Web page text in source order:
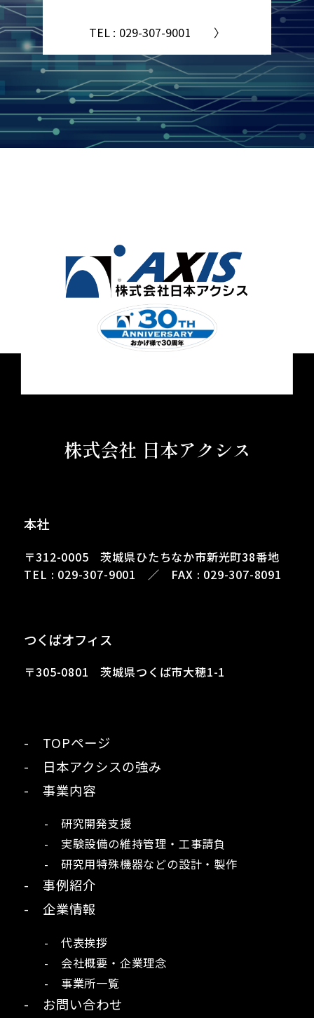
TEL : 029-307-9001 〉
株式会社 日本アクシス
本社
〒312-0005 茨城県ひたちなか市新光町38番地
TEL : 029-307-9001 ／ FAX : 029-307-8091
つくばオフィス
〒305-0801 茨城県つくば市大穂1-1
- TOPページ
- 日本アクシスの強み
- 事業内容
- 研究開発支援
- 実験設備の維持管理・工事請負
- 研究用特殊機器などの設計・製作
- 事例紹介
- 企業情報
- 代表挨拶
- 会社概要・企業理念
- 事業所一覧
- お問い合わせ